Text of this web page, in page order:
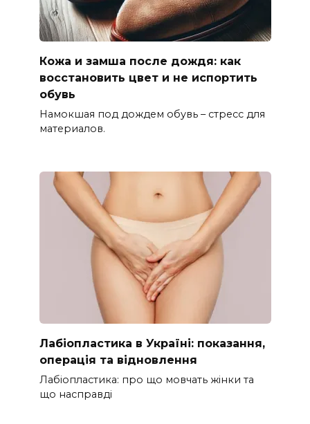
Кожа и замша после дождя: как
восстановить цвет и не испортить
обувь
Намокшая под дождем обувь – стресс для
материалов.
Лабіопластика в Україні: показання,
операція та відновлення
Лабіопластика: про що мовчать жінки та
що насправді